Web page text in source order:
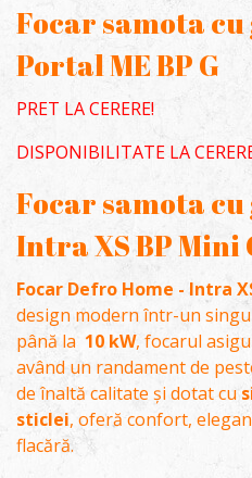
Focar samota
Portal ME BP G
PRET LA CERERE!
DISPONIBILITATE LA
Focar samota
Intra XS BP Mini
Focar Defro Home - Intra
design modern într-un
până la 10 kW, focarul
având un randament de
de înaltă calitate și dotat cu
sticlei, oferă confort,
flacără.